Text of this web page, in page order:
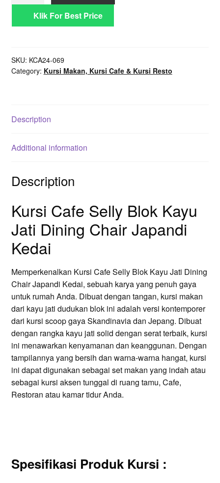
Blok
Dining
Chair
Klik For Best Price
SKU: KCA24-069
Category: Kursi Makan, Kursi Cafe & Kursi Resto
Description
Additional information
Description
Kursi Cafe Selly Blok Kayu
Jati Dining Chair Japandi
Kedai
Memperkenalkan Kursi Cafe Selly Blok Kayu Jati Dining
Chair Japandi Kedai, sebuah karya yang penuh gaya
untuk rumah Anda. Dibuat dengan tangan, kursi makan
dari kayu jati dudukan blok ini adalah versi kontemporer
dari kursi scoop gaya Skandinavia dan Jepang. Dibuat
dengan rangka kayu jati solid dengan serat terbaik, kursi
ini menawarkan kenyamanan dan keanggunan. Dengan
tampilannya yang bersih dan warna-warna hangat, kursi
ini dapat digunakan sebagai set makan yang indah atau
sebagai kursi aksen tunggal di ruang tamu, Cafe,
Restoran atau kamar tidur Anda.
Spesifikasi Produk Kursi :